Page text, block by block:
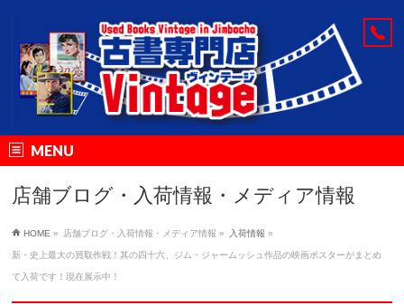
MENU
店舗ブログ・入荷情報・メディア情報
HOME » 店舗ブログ・入荷情報・メディア情報 » 入荷情報 »
新・史上最大の買取作戦！其の四十六、ジム・ジャームッシュ作品の映画ポスターがまとめ
て入荷です！現在展示中！